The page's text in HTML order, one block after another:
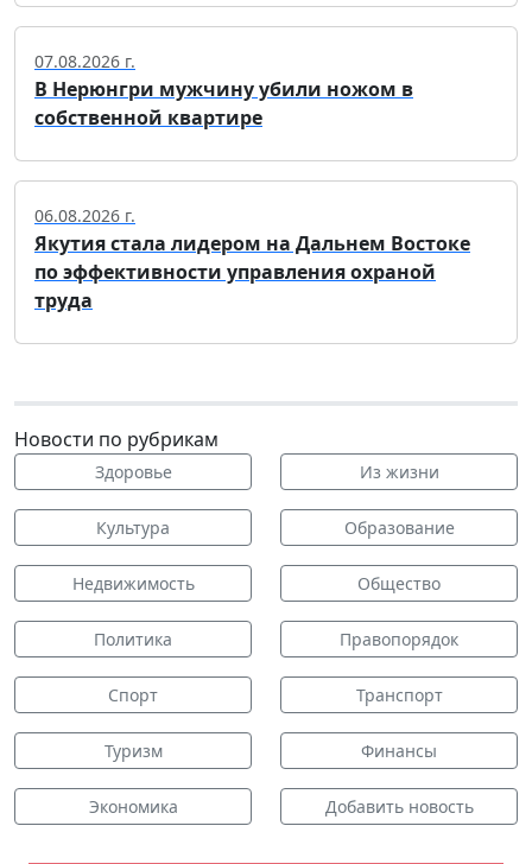
07.08.2026 г.
В Нерюнгри мужчину убили ножом в
собственной квартире
06.08.2026 г.
Якутия стала лидером на Дальнем Востоке
по эффективности управления охраной
труда
Новости по рубрикам
Здоровье Из жизни
Культура Образование
Недвижимость Общество
Политика Правопорядок
Спорт Транспорт
Туризм Финансы
Экономика Добавить новость